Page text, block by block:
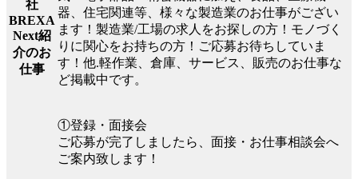
社
BREXA
Next紹
介のお
仕事
器、住宅関連等、様々な製造業のお仕事がござい
ます！製造業/工場の求人をお探しの方！モノづく
りに関心をお持ちの方！ご応募お待ちしていま
す！他.軽作業、倉庫、サービス、販売のお仕事な
ど掲載中です。
①登録・面接会
ご応募が完了しましたら、面接・お仕事相談会へ
ご案内致します！